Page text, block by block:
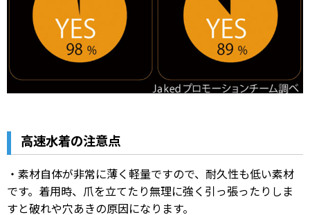
高速水着の注意点
・素材自体が非常に薄く軽量ですので、耐久性も低い素材
です。着用時、爪を立てたり無理に強く引っ張ったりしま
すと破れや穴あきの原因になります。